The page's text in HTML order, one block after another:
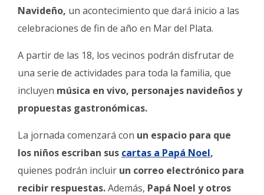
Navideño, un acontecimiento que dará inicio a las
celebraciones de fin de año en Mar del Plata.
A partir de las 18, los vecinos podrán disfrutar de
una serie de actividades para toda la familia, que
incluyen música en vivo, personajes navideños y
propuestas gastronómicas.
La jornada comenzará con un espacio para que
los niños escriban sus cartas a Papá Noel,
quienes podrán incluir un correo electrónico para
recibir respuestas.Además, Papá Noel y otros